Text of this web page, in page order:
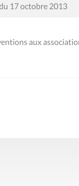
17 octobre 2013
aux